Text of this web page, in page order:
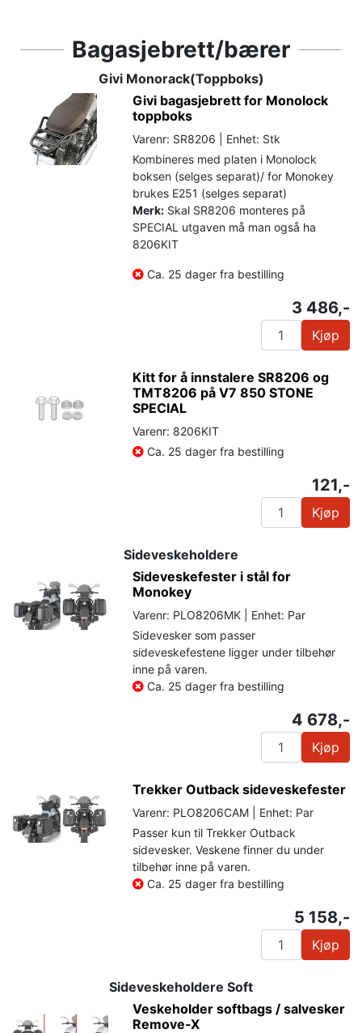
Bagasjebrett/bærer
Givi Monorack(Toppboks)
Givi bagasjebrett for Monolock
toppboks
Varenr: SR8206 | Enhet: Stk
Kombineres med platen i Monolock
boksen (selges separat)/ for Monokey
brukes E251 (selges separat)
Merk: Skal SR8206 monteres på
SPECIAL utgaven må man også ha
8206KIT
Ca. 25 dager fra bestilling
3 486,-
Kjøp
Kitt for å innstalere SR8206 og
TMT8206 på V7 850 STONE
SPECIAL
Varenr: 8206KIT
Ca. 25 dager fra bestilling
121,-
Kjøp
Sideveskeholdere
Sideveskefester i stål for
Monokey
Varenr: PLO8206MK | Enhet: Par
Sidevesker som passer
sideveskefestene ligger under tilbehør
inne på varen.
Ca. 25 dager fra bestilling
4 678,-
Kjøp
Trekker Outback sideveskefester
Varenr: PLO8206CAM | Enhet: Par
Passer kun til Trekker Outback
sidevesker. Veskene finner du under
tilbehør inne på varen.
Ca. 25 dager fra bestilling
5 158,-
Kjøp
Sideveskeholdere Soft
Veskeholder softbags / salvesker
Remove-X